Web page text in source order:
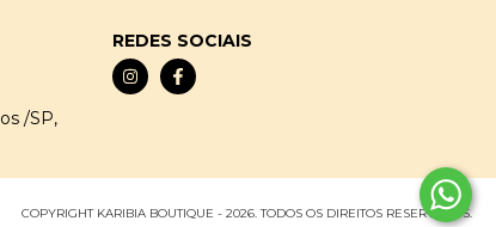
/SP,
REDES SOCIAIS
COPYRIGHT KARIBIA BOUTIQUE - 2026. TODOS OS DIREITOS RESERVADOS.